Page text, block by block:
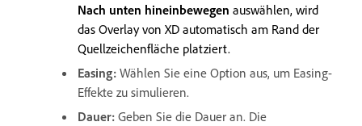
Nach unten hineinbewegen auswählen, wird
das Overlay von XD automatisch am Rand der
Quellzeichenfläche platziert.
Easing: Wählen Sie eine Option aus, um Easing-
Effekte zu simulieren.
Dauer: Geben Sie die Dauer an. Die